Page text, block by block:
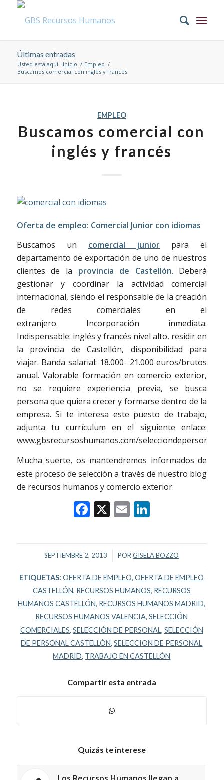
Últimas entradas
Usted está aquí: Inicio / Empleo /
Buscamos comercial con inglés y francés
EMPLEO
Buscamos comercial con
inglés y francés
Oferta de empleo: Comercial Junior con idiomas
Buscamos un comercial junior para el
departamento de exportación de uno de nuestros
clientes de la provincia de Castellón. Deberá
gestionar y coordinar la actividad comercial
internacional, siendo el responsable de la creación
de redes comerciales en el
extranjero. Incorporación inmediata.
Indispensable: inglés y francés nivel alto, residir en
la provincia de Castellón, disponibilidad para
viajar. Banda salarial: 18.000- 21.000 euros/brutos
anual. Valorable formación en comercio exterior,
no se requiere experiencia previa, se busca
persona que quiera crecer y formarse dentro de la
empresa. Si te interesa este puesto de trabajo,
adjunta tu currículum en el siguiente enlace:
www.gbsrecursoshumanos.com/selecciondepersonal
Mucha suerte, os mantendremos informados de
este proceso de selección a través de nuestro blog
de recursos humanos y comercio exterior.
Facebook
X EmailLinkedIn
SEPTIEMBRE 2, 2013
/ PORGISELA BOZZO
ETIQUETAS: OFERTA DE EMPLEO,OFERTA DE EMPLEO
CASTELLÓN, RECURSOS HUMANOS, RECURSOS
HUMANOS CASTELLÓN, RECURSOS HUMANOS MADRID,
RECURSOS HUMANOS VALENCIA,SELECCIÓN
COMERCIALES, SELECCIÓN DE PERSONAL, SELECCIÓN
DE PERSONAL CASTELLÓN,SELECCION DE PERSONAL
MADRID, TRABAJO EN CASTELLÓN
Compartir esta entrada
Quizás te interese